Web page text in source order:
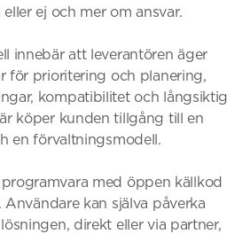
ej och mer om ansvar.
innebär att leverantören äger
för prioritering och planering,
kompatibilitet och långsiktig
köper kunden tillgång till en
en förvaltningsmodell.
med öppen källkod
kan själva påverka
direkt eller via partner,